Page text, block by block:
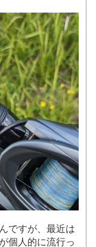
ですが、最近は
個人的に流行っ